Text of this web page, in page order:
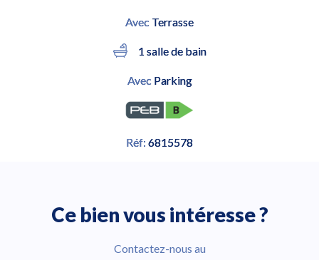
Avec Terrasse
1 salle de bain
AvecParking
Réf: 6815578
Ce bien vous intéresse ?
Contactez-nous au